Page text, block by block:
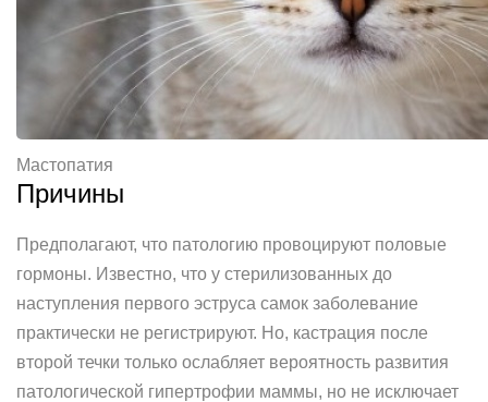
Мастопатия
Причины
Предполагают, что патологию провоцируют половые
гормоны. Известно, что у стерилизованных до
наступления первого эструса самок заболевание
практически не регистрируют. Но, кастрация после
второй течки только ослабляет вероятность развития
патологической гипертрофии маммы, но не исключает